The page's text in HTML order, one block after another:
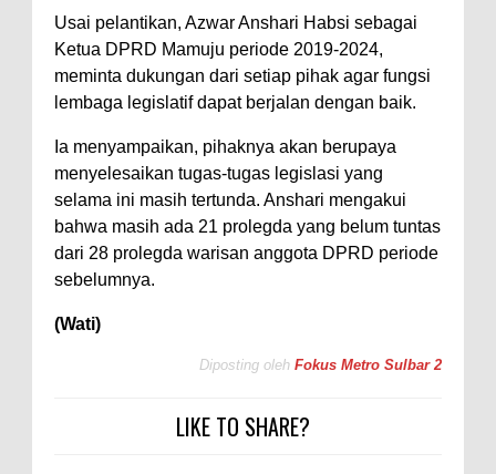
Usai pelantikan, Azwar Anshari Habsi sebagai
Ketua DPRD Mamuju periode 2019-2024,
meminta dukungan dari setiap pihak agar fungsi
lembaga legislatif dapat berjalan dengan baik.
Ia menyampaikan, pihaknya akan berupaya
menyelesaikan tugas-tugas legislasi yang
selama ini masih tertunda. Anshari mengakui
bahwa masih ada 21 prolegda yang belum tuntas
dari 28 prolegda warisan anggota DPRD periode
sebelumnya.
(Wati)
Diposting oleh Fokus Metro Sulbar 2
LIKE TO SHARE?